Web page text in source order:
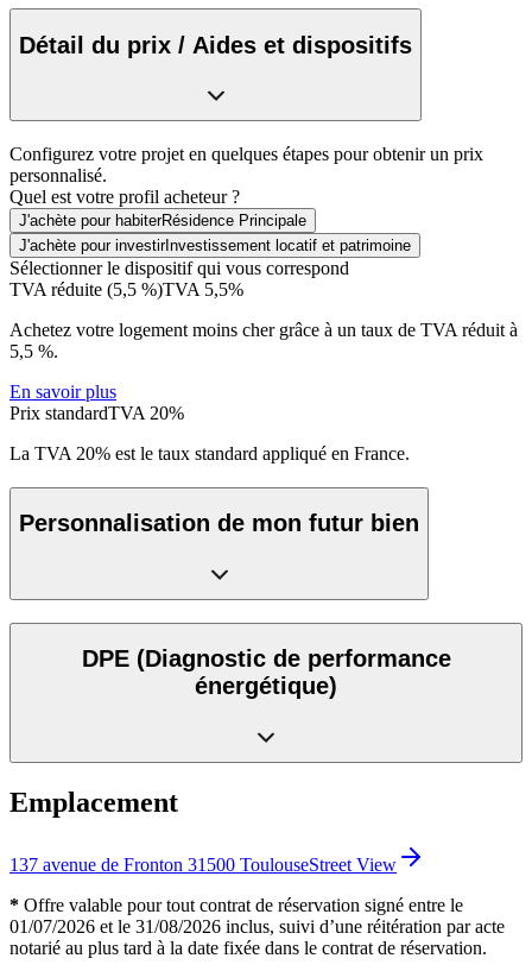
Détail du prix / Aides et dispositifs
Configurez votre projet en quelques étapes pour obtenir un prix
personnalisé.
Quel est votre profil acheteur ?
J'achète pour habiterRésidence Principale
J'achète pour investirInvestissement locatif et patrimoine
Sélectionner le dispositif qui vous correspond
TVA réduite (5,5 %)TVA 5,5%
Achetez votre logement moins cher grâce à un taux de TVA réduit à
5,5 %.
En savoir plus
Prix standardTVA 20%
La TVA 20% est le taux standard appliqué en France.
Personnalisation de mon futur bien
DPE (Diagnostic de performance
énergétique)
Emplacement
137 avenue de Fronton 31500 ToulouseStreet View
* Offre valable pour tout contrat de réservation signé entre le
01/07/2026 et le 31/08/2026 inclus, suivi d’une réitération par acte
notarié au plus tard à la date fixée dans le contrat de réservation.